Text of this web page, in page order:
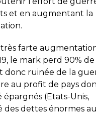
et en augmentant la
farte
le mark perd 90% de
donc ruinée de la
au profit de pays
(Etats-Unis,
des dettes énormes